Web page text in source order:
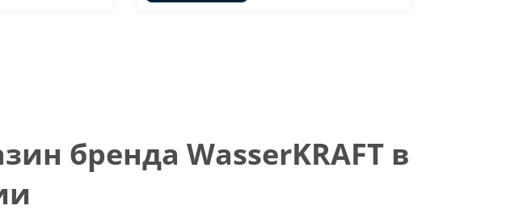
бренда WasserKRAFT в